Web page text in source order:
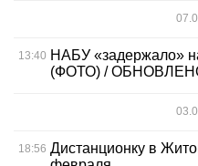
13:40 НАБУ «задержало»
(ФОТО) /
18:56 Дистанционку в